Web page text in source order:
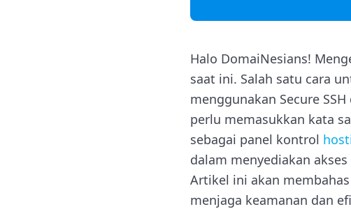
Halo DomaiNesians!
saat ini. Salah satu cara
menggunakan Secure
perlu memasukkan kata
sebagai panel kontrol
dalam menyediakan
Artikel ini akan
menjaga keamanan dan